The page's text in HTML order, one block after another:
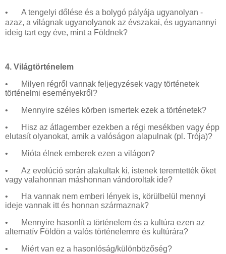
•
A tengelyi dőlése és a bolygó pályája ugyanolyan -
azaz, a világnak ugyanolyanok az évszakai, és ugyanannyi
ideig tart egy éve, mint a Földnek?
4. Világtörténelem
•
Milyen régről vannak feljegyzések vagy történetek
történelmi eseményekről?
•
Mennyire széles körben ismertek ezek a történetek?
•
Hisz az átlagember ezekben a régi mesékben vagy épp
elutasít olyanokat, amik a valóságon alapulnak (pl. Trója)?
•
Mióta élnek emberek ezen a világon?
•
Az evolúció során alakultak ki, istenek teremtették őket
vagy valahonnan máshonnan vándoroltak ide?
•
Ha vannak nem emberi lények is, körülbelül mennyi
ideje vannak itt és honnan származnak?
•
Mennyire hasonlít a történelem és a kultúra ezen az
alternatív Földön a valós történelemre és kultúrára?
•
Miért van ez a hasonlóság/különbözőség?